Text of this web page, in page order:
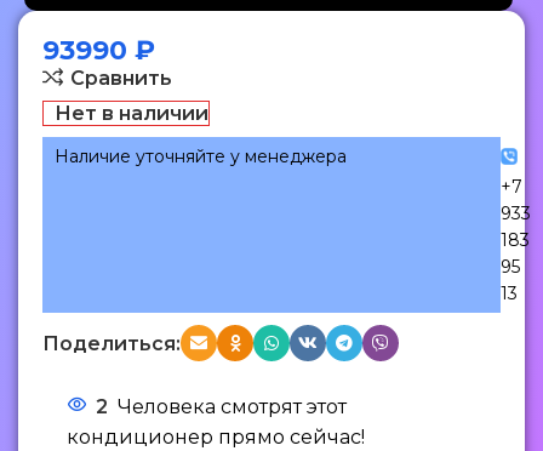
93990 ₽
Сравнить
Нет в наличии
Наличие уточняйте у менеджера
+7
933
183
95
13
Поделиться:
2 Человека смотрят этот
кондиционер прямо сейчас!